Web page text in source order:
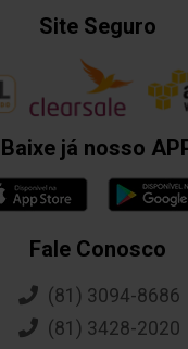
Site Seguro
Baixe já nosso
Fale Conosco
(81) 3094-8686
(81) 3428-2020